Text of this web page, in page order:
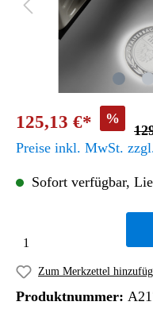
125,13 €* %
Preise inkl. MwSt.
Sofort verfügbar,
Zum Merkzettel
Produktnummer: